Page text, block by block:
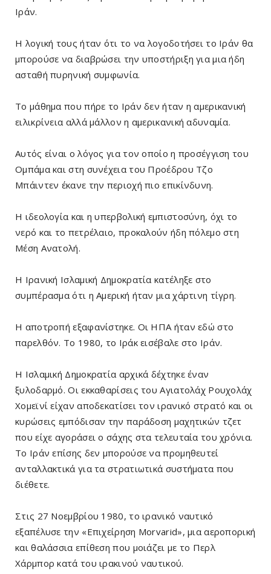
Ιράν.
Η λογική τους ήταν ότι το να λογοδοτήσει το Ιράν θα
μπορούσε να διαβρώσει την υποστήριξη για μια ήδη
ασταθή πυρηνική συμφωνία.
Το μάθημα που πήρε το Ιράν δεν ήταν η αμερικανική
ειλικρίνεια αλλά μάλλον η αμερικανική αδυναμία.
Αυτός είναι ο λόγος για τον οποίο η προσέγγιση του
Ομπάμα και στη συνέχεια του Προέδρου Τζο
Μπάιντεν έκανε την περιοχή πιο επικίνδυνη.
Η ιδεολογία και η υπερβολική εμπιστοσύνη, όχι το
νερό και το πετρέλαιο, προκαλούν ήδη πόλεμο στη
Μέση Ανατολή.
Η Ιρανική Ισλαμική Δημοκρατία κατέληξε στο
συμπέρασμα ότι η Αμερική ήταν μια χάρτινη τίγρη.
Η αποτροπή εξαφανίστηκε. Οι ΗΠΑ ήταν εδώ στο
παρελθόν. Το 1980, το Ιράκ εισέβαλε στο Ιράν.
Η Ισλαμική Δημοκρατία αρχικά δέχτηκε έναν
ξυλοδαρμό. Οι εκκαθαρίσεις του Αγιατολάχ Ρουχολάχ
Χομεϊνί είχαν αποδεκατίσει τον ιρανικό στρατό και οι
κυρώσεις εμπόδισαν την παράδοση μαχητικών τζετ
που είχε αγοράσει ο σάχης στα τελευταία του χρόνια.
Το Ιράν επίσης δεν μπορούσε να προμηθευτεί
ανταλλακτικά για τα στρατιωτικά συστήματα που
διέθετε.
Στις 27 Νοεμβρίου 1980, το ιρανικό ναυτικό
εξαπέλυσε την «Επιχείρηση Morvarid», μια αεροπορική
και θαλάσσια επίθεση που μοιάζει με το Περλ
Χάρμπορ κατά του ιρακινού ναυτικού.